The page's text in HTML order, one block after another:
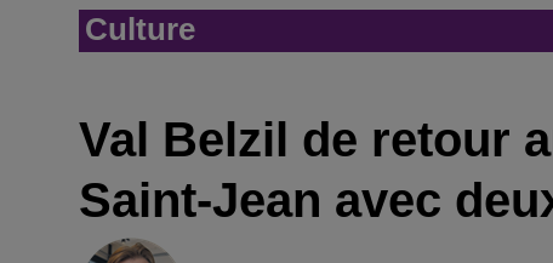
Culture
Val Belzil de retour
Saint-Jean avec